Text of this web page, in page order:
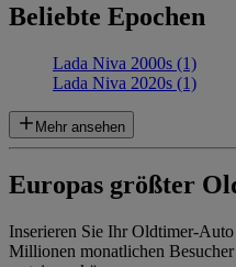
Beliebte Epochen
Lada Niva 2000s (1)
Lada Niva 2020s (1)
Mehr ansehen
Europas größter
Inserieren Sie Ihr Oldtimer-
Millionen monatlichen